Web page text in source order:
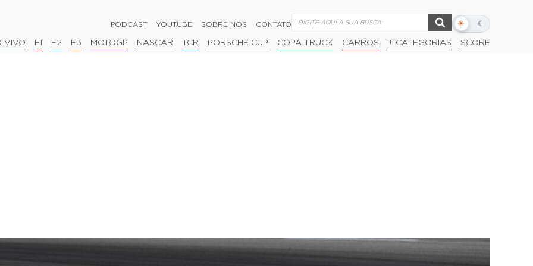
PODCAST YOUTUBE SOBRE NÓS CONTATO ☀ ☾
Alternar
escuro
VIVO F1 F2 F3 MOTOGP NASCAR TCR PORSCHE CUP COPA TRUCK CARROS + CATEGORIAS SCORE